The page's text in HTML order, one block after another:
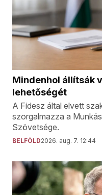
Mindenhol állítsák
lehetőségét
A Fidesz által elvett
szorgalmazza a
Szövetsége.
BELFÖLD2026. aug. 7. 12:44